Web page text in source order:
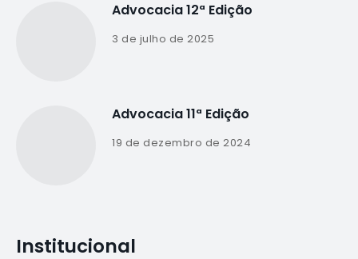
Advocacia 12ª Edição
3 de julho de 2025
Advocacia 11ª Edição
19 de dezembro de 2024
Institucional